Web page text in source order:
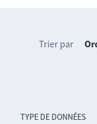
TYPE DE DONNÉES
Trier par